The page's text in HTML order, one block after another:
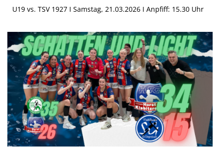
U19 vs. TSV 1927 I Samstag, 21.03.2026 I Anpfiff: 15.30 Uhr